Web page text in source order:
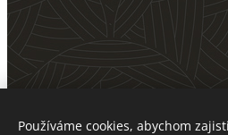
Používáme cookies, abychom